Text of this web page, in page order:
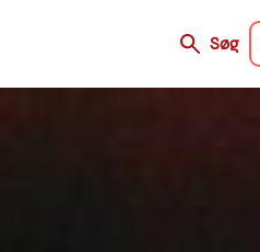
secondary
Søg